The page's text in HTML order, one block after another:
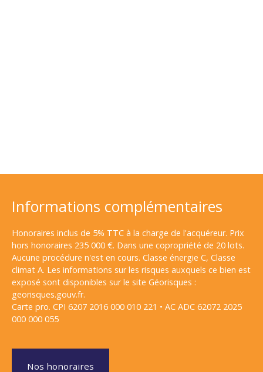
Informations complémentaires
Honoraires inclus de 5% TTC à la charge de l'acquéreur. Prix
hors honoraires 235 000 €. Dans une copropriété de 20 lots.
Aucune procédure n'est en cours. Classe énergie C, Classe
climat A. Les informations sur les risques auxquels ce bien est
exposé sont disponibles sur le site Géorisques :
georisques.gouv.fr.
Carte pro. CPI 6207 2016 000 010 221 • AC ADC 62072 2025
000 000 055
Nos honoraires